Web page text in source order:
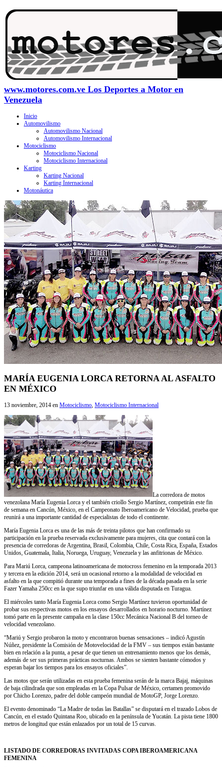
www.motores.com.ve Los Deportes a Motor en
Venezuela
Inicio
Automovilismo
Automovilismo Nacional
Automovilismo Internacional
Motociclismo
Motociclismo Nacional
Motociclismo Internacional
Karting
Karting Nacional
Karting Internacional
Motonáutica
MARÍA EUGENIA LORCA RETORNA AL ASFALTO
EN MÉXICO
13 noviembre, 2014 en Motociclismo Motociclismo Internacional
La corredora de motos
venezolana María Eugenia Lorca y el también criollo Sergio Martínez, competirán este fin
de semana en Cancún, México, en el Campeonato Iberoamericano de Velocidad, prueba que
reunirá a una importante cantidad de especialistas de todo el continente.
María Eugenia Lorca es una de las más de treinta pilotos que han confirmado su
participación en la prueba reservada exclusivamente para mujeres, cita que contará con la
presencia de corredoras de Argentina, Brasil, Colombia, Chile, Costa Rica, España, Estados
Unidos, Guatemala, Italia, Noruega, Uruguay, Venezuela y las anfitrionas de México.
Para Mariú Lorca, campeona latinoamericana de motocross femenino en la temporada 2013
y tercera en la edición 2014, será un ocasional retorno a la modalidad de velocidad en
asfalto en la que compitió durante una temporada a fines de la década pasada en la serie
Fazer Yamaha 250cc en la que supo triunfar en una válida disputada en Turagua.
El miércoles tanto María Eugenia Lorca como Sergio Martínez tuvieron oportunidad de
probar sus respectivas motos en los ensayos desarrollados en horario nocturno. Martínez
tomó parte en la presente campaña en la clase 150cc Mecánica Nacional B del torneo de
velocidad venezolano.
“Mariú y Sergio probaron la moto y encontraron buenas sensaciones – indicó Agustín
Núñez, presidente la Comisión de Motovelocidad de la FMV – sus tiempos están bastante
bien en relación a la punta, a pesar de que tienen un entrenamiento menos que los demás,
además de ser sus primeras prácticas nocturnas. Ambos se sienten bastante cómodos y
esperan bajar los tiempos para los ensayos oficiales”.
Las motos que serán utilizadas en esta prueba femenina serán de la marca Bajaj, máquinas
de baja cilindrada que son empleadas en la Copa Pulsar de México, certamen promovido
por Chicho Lorenzo, padre del doble campeón mundial de MotoGP, Jorge Lorenzo.
El evento denominado “La Madre de todas las Batallas” se disputará en el trazado Lobos de
Cancún, en el estado Quintana Roo, ubicado en la península de Yucatán. La pista tiene 1800
metros de longitud que están enlazados por un total de 15 curvas.
LISTADO DE CORREDORAS INVITADAS COPA IBEROAMERICANA
FEMENINA